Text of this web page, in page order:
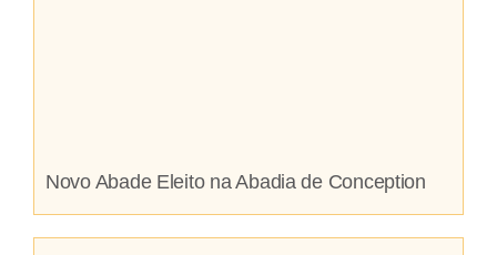
Novo Abade Eleito na Abadia de Conception